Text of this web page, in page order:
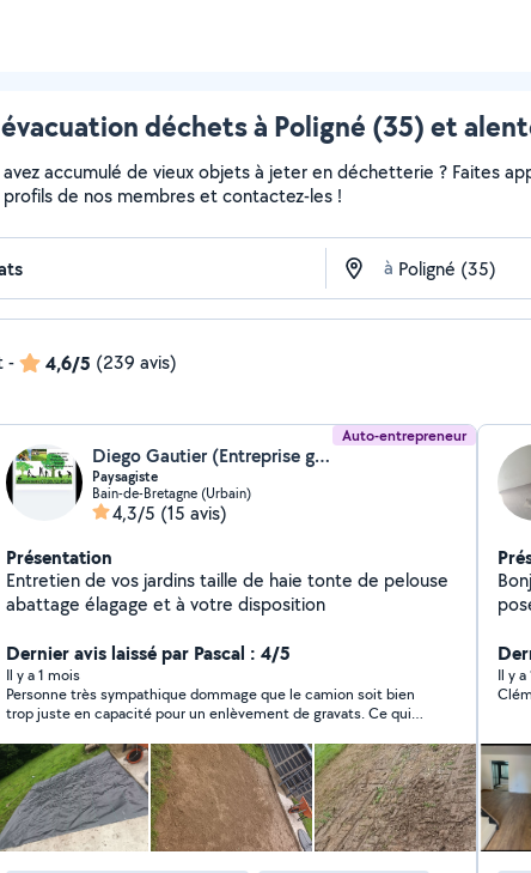
déchets à Poligné (35) et
accumulé de vieux objets à jeter en déchetterie ? Faites
de nos membres et contactez-les !
à
- 4,6/5 (239 avis)
Auto-entrepreneur
Diego Gautier (Entreprise gautier)
Paysagiste
Bain-de-Bretagne (Urbain)
4,3/5 (15 avis)
Présentation
Entretien de vos jardins taille de haie tonte de pelouse
abattage élagage et à votre disposition
Dernier avis laissé par Pascal : 4/5
Il y a 1 mois
Personne très sympathique dommage que le camion soit bien
trop juste en capacité pour un enlèvement de gravats. Ce qui
eu le souci de trouver où déverser les gravats.
Il y